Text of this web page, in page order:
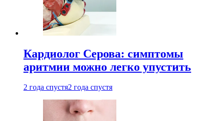
Кардиолог Серова: симптомы
аритмии можно легко упустить
2 года спустя2 года спустя